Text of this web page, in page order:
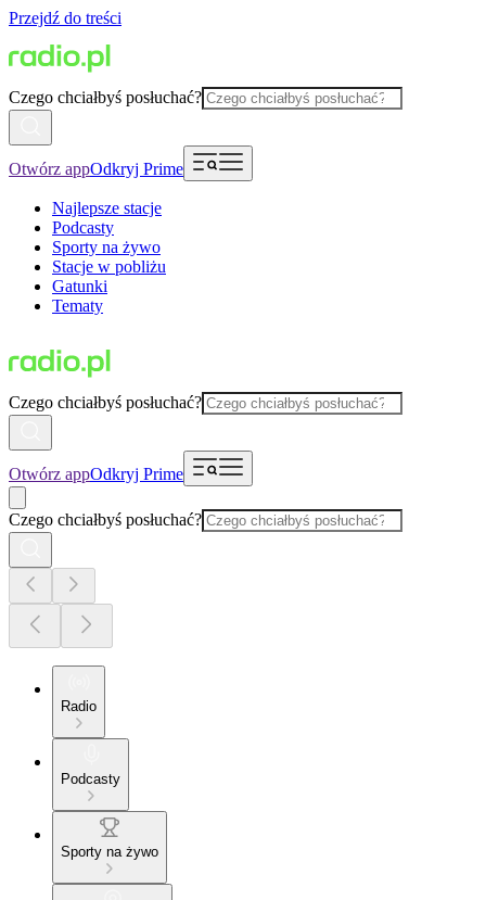
Przejdź do treści
Czego chciałbyś posłuchać?
Otwórz appOdkryj Prime
Najlepsze stacje
Podcasty
Sporty na żywo
Stacje w pobliżu
Gatunki
Tematy
Czego chciałbyś posłuchać?
Otwórz appOdkryj Prime
Czego chciałbyś posłuchać?
Radio
Podcasty
Sporty na żywo